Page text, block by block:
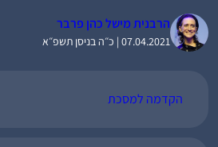
הרבנית מישל כהן פרבר
07.04.2021 | כ״ה בניסן תשפ״א
הקדמה למסכת